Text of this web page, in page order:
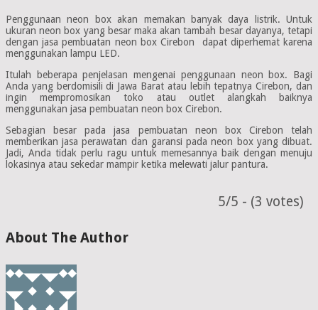
Penggunaan neon box akan memakan banyak daya listrik. Untuk
ukuran neon box yang besar maka akan tambah besar dayanya, tetapi
dengan jasa pembuatan neon box Cirebon dapat diperhemat karena
menggunakan lampu LED.
Itulah beberapa penjelasan mengenai penggunaan neon box. Bagi
Anda yang berdomisili di Jawa Barat atau lebih tepatnya Cirebon, dan
ingin mempromosikan toko atau outlet alangkah baiknya
menggunakan jasa pembuatan neon box Cirebon.
Sebagian besar pada jasa pembuatan neon box Cirebon telah
memberikan jasa perawatan dan garansi pada neon box yang dibuat.
Jadi, Anda tidak perlu ragu untuk memesannya baik dengan menuju
lokasinya atau sekedar mampir ketika melewati jalur pantura.
5/5 - (3 votes)
About The Author